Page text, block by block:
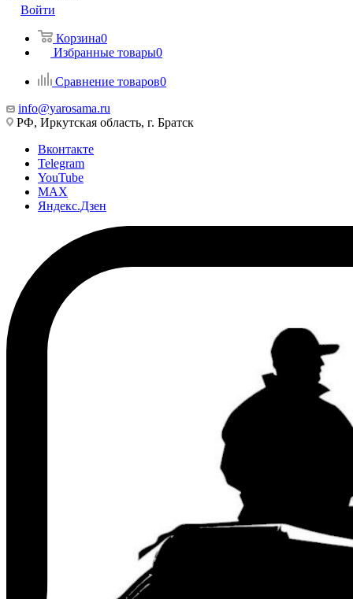
Войти
Корзина0
Избранные товары0
Сравнение товаров0
info@yarosama.ru
РФ, Иркутская область, г. Братск
Вконтакте
Telegram
YouTube
MAX
Яндекс.Дзен